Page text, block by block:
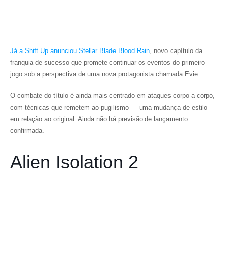
Já a Shift Up anunciou Stellar Blade Blood Rain, novo capítulo da
franquia de sucesso que promete continuar os eventos do primeiro
jogo sob a perspectiva de uma nova protagonista chamada Evie.
O combate do título é ainda mais centrado em ataques corpo a corpo,
com técnicas que remetem ao pugilismo — uma mudança de estilo
em relação ao original. Ainda não há previsão de lançamento
confirmada.
Alien Isolation 2